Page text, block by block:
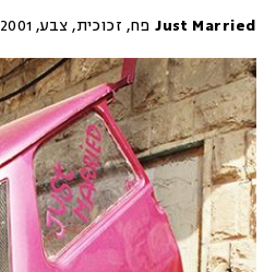
Just Married פח, זכוכית, צבע,
2001